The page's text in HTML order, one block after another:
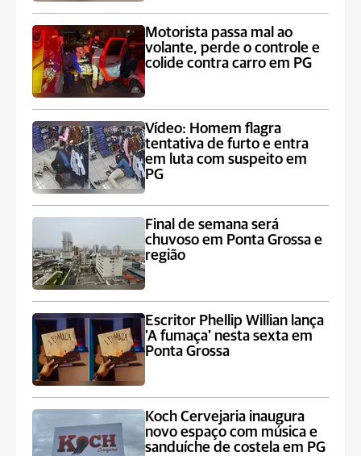
Motorista passa mal ao
volante, perde o controle e
colide contra carro em PG
Vídeo: Homem flagra
tentativa de furto e entra
em luta com suspeito em
PG
Final de semana será
chuvoso em Ponta Grossa e
região
Escritor Phellip Willian lança
'A fumaça' nesta sexta em
Ponta Grossa
Koch Cervejaria inaugura
novo espaço com música e
sanduíche de costela em PG